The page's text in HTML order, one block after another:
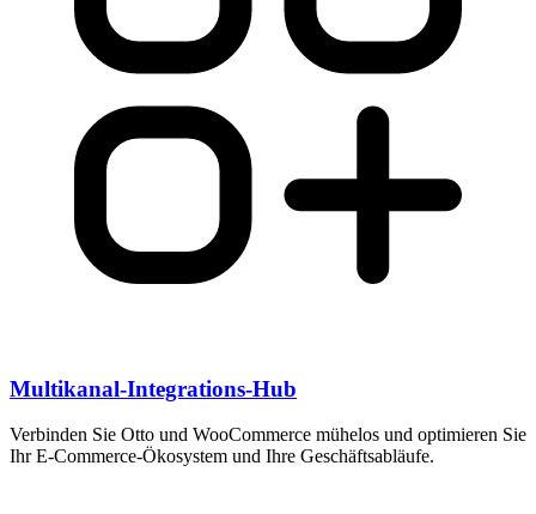
Multikanal-Integrations-Hub
Verbinden Sie Otto und WooCommerce mühelos und optimieren Sie
Ihr E-Commerce-Ökosystem und Ihre Geschäftsabläufe.